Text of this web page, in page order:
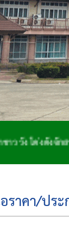
ดังจักสาน ถิ่นฐ
าคา/ปร